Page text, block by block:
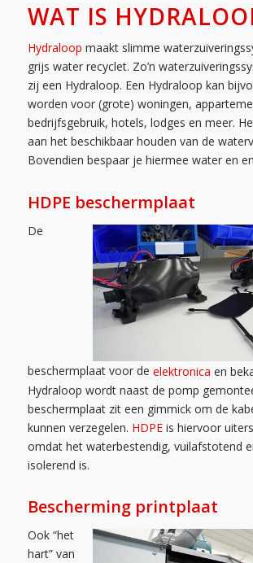
WAT IS
Hydraloop maakt slimme
grijs water recyclet. Zo’n
zij een Hydraloop. Een Hydraloop kan
worden voor (grote) woningen,
bedrijfsgebruik, hotels, lodges en meer.
aan het beschikbaar houden van de
Bovendien bespaar je hiermee water en
HDPE beschermplaat
De
beschermplaat voor de elektronica en
Hydraloop wordt naast de pomp
beschermplaat zit een gimmick om de
kunnen verzegelen. HDPEis hiervoor
omdat het waterbestendig, vuilafstotend
isolerend is.
Bescherming printplaat
Ook “het
hart” van